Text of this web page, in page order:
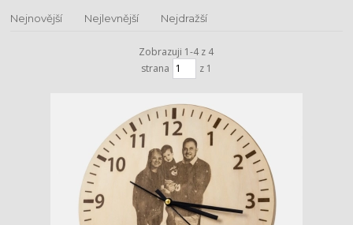
Nejnovější Nejlevnější Nejdražší
Zobrazuji 1-4 z 4
strana
z 1